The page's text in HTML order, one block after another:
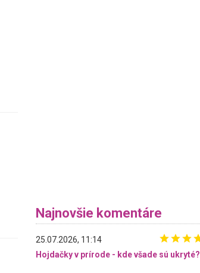
Najnovšie komentáre
25.07.2026, 11:14
Hojdačky v prírode - kde všade sú ukryté?